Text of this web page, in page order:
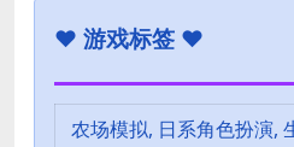
♥ 游戏标签 ♥
农场模拟, 日系角色扮演,